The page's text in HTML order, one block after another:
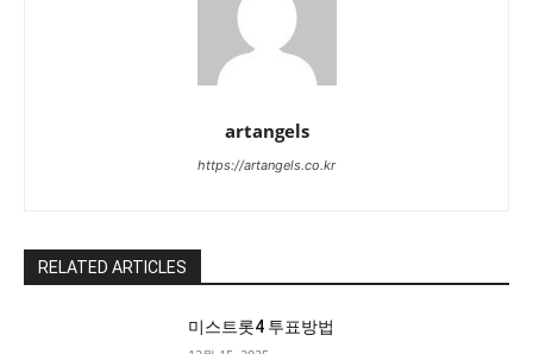
artangels
https://artangels.co.kr
RELATED ARTICLES
미스트롯4 투표방법